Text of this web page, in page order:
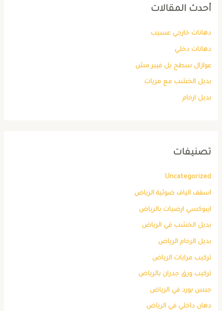
أحدث المقالات
دهانات خارجي عسيب
دهانات دخلي
عوازال سطح بل فيبر مش
بديل الخشب مع مريات
بديل ارخام
تصنيفات
Uncategorized
اسقف الياف ضوئية الرياض
ايبوكسي ارضيات بالرياض
بديل الخشب في الرياض
بديل الرخام الرياض
تركيب مرايات الرياض
تركيب ورق جدران بالرياض
جبس بورد في الرياض
دهان داخلي في الرياض